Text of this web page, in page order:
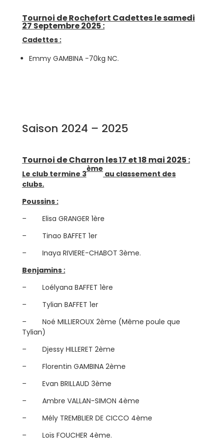
Tournoi de Rochefort Cadettes le samedi
27 Septembre 2025 :
Cadettes :
Emmy GAMBINA -70kg NC.
Saison 2024 – 2025
Tournoi de Charron les 17 et 18 mai 2025 :
Le club termine 3
ème
au classement des
clubs.
Poussins :
– Elisa GRANGER 1ère
– Tinao BAFFET 1er
– Inaya RIVIERE-CHABOT 3ème.
Benjamins :
– Loélyana BAFFET 1ère
– Tylian BAFFET 1er
– Noé MILLIEROUX 2ème (Même poule que
Tylian)
– Djessy HILLERET 2ème
– Florentin GAMBINA 2ème
– Evan BRILLAUD 3ème
– Ambre VALLAN-SIMON 4ème
– Mély TREMBLIER DE CICCO 4ème
– Loïs FOUCHER 4ème.